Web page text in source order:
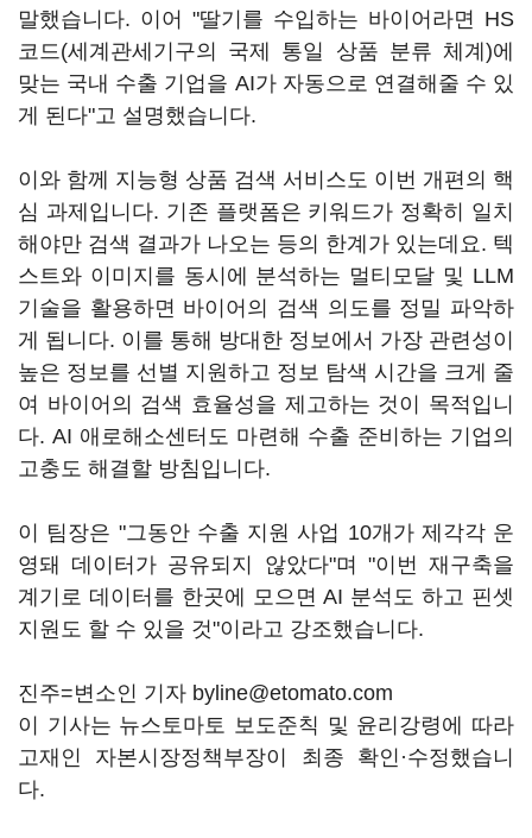
말했습니다. 이어 "딸기를 수입하는 바이어라면 HS
코드(세계관세기구의 국제 통일 상품 분류 체계)에
맞는 국내 수출 기업을 AI가 자동으로 연결해줄 수 있
게 된다"고 설명했습니다.
이와 함께 지능형 상품 검색 서비스도 이번 개편의 핵
심 과제입니다. 기존 플랫폼은 키워드가 정확히 일치
해야만 검색 결과가 나오는 등의 한계가 있는데요. 텍
스트와 이미지를 동시에 분석하는 멀티모달 및 LLM
기술을 활용하면 바이어의 검색 의도를 정밀 파악하
게 됩니다. 이를 통해 방대한 정보에서 가장 관련성이
높은 정보를 선별 지원하고 정보 탐색 시간을 크게 줄
여 바이어의 검색 효율성을 제고하는 것이 목적입니
다. AI 애로해소센터도 마련해 수출 준비하는 기업의
고충도 해결할 방침입니다.
이 팀장은 "그동안 수출 지원 사업 10개가 제각각 운
영돼 데이터가 공유되지 않았다"며 "이번 재구축을
계기로 데이터를 한곳에 모으면 AI 분석도 하고 핀셋
지원도 할 수 있을 것"이라고 강조했습니다.
진주=변소인 기자 byline@etomato.com
이 기사는 뉴스토마토 보도준칙 및 윤리강령에 따라
고재인 자본시장정책부장이 최종 확인·수정했습니
다.